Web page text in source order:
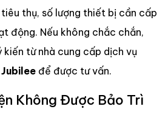
thụ, số lượng thiết bị cần cấp
động. Nếu không chắc chắn,
kiến từ nhà cung cấp dịch vụ
để được tư vấn.
Không Được Bảo Trì